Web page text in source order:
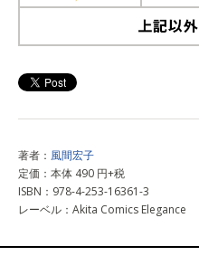
著者： 風間宏子
定価：本体 490 円+税
ISBN：978-4-253-16361-3
レーベル：Akita Comics Elegance